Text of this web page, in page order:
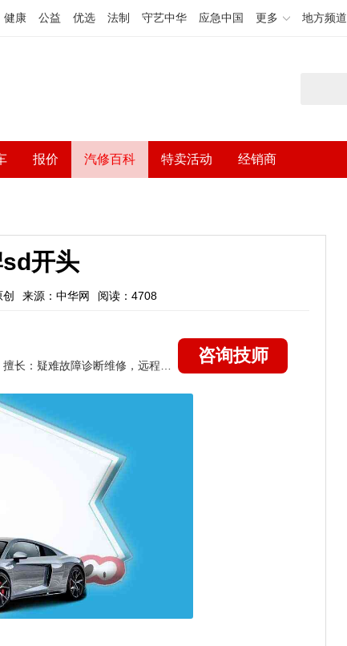
健康 公益 优选 法制 守艺中华 应急中国 更多 地方频道
报价 汽修百科 特卖活动 经销商
开头
创 来源：中华网 阅读：4708
咨询技师